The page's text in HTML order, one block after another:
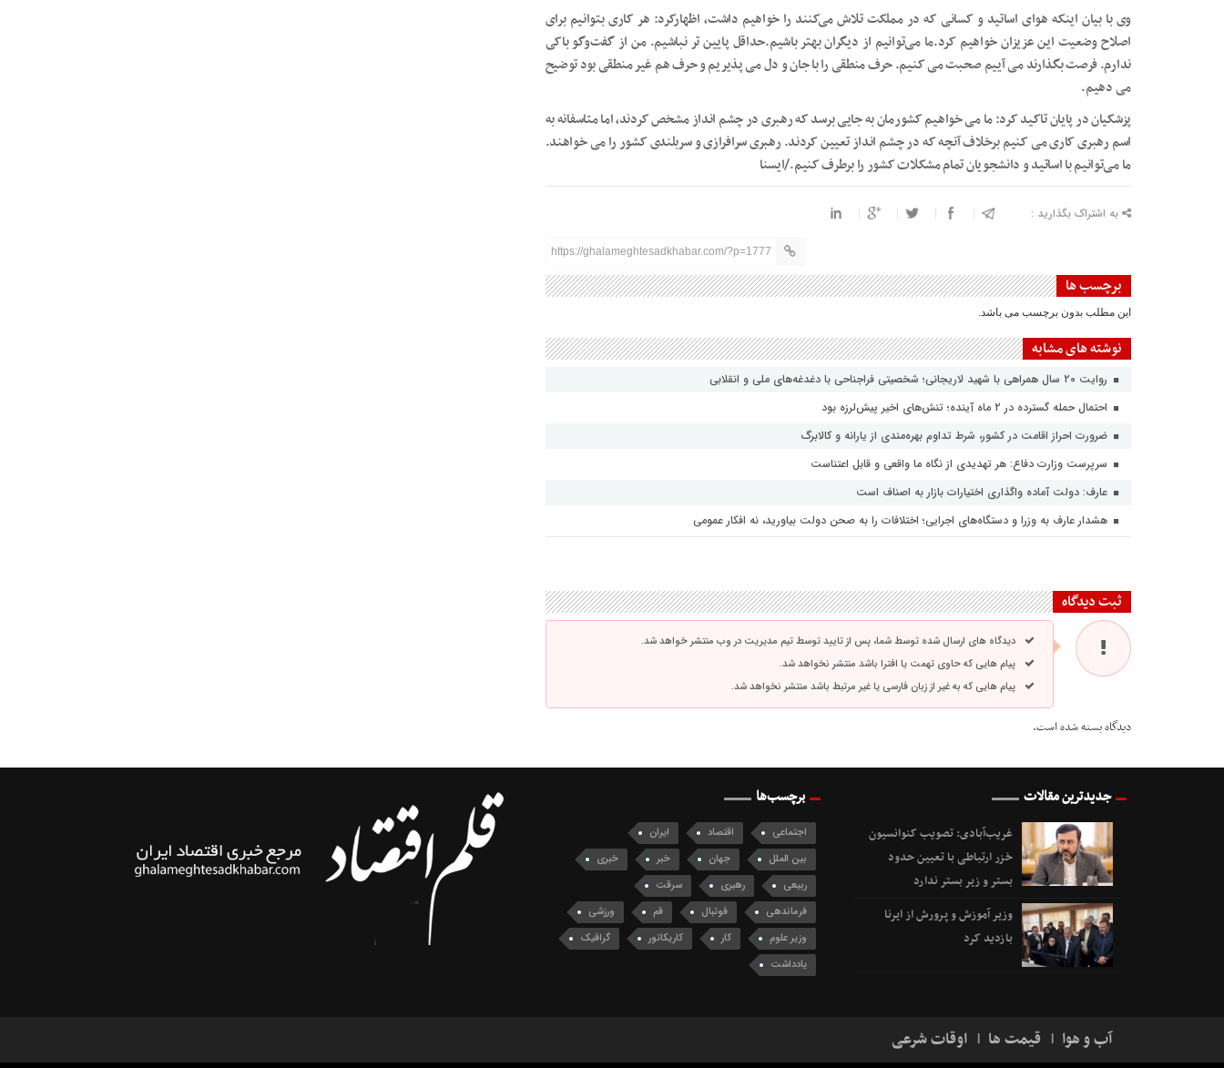
وی با بیان اینکه هوای اساتید و کسانی که در مملکت تلاش می‌کنند را خواهیم داشت، اظهارکرد: هر کاری بتوانیم برای
اصلاح وضعیت این عزیزان خواهیم کرد.ما می‌توانیم از دیگران بهتر باشیم.حداقل پایین تر نباشیم. من از گفت‌وگو باکی
ندارم. فرصت بگذارند می آییم صحبت می کنیم. حرف منطقی را با جان و دل می پذیریم و حرف هم غیر منطقی بود توضیح
می دهیم.
پزشکیان در پایان تاکید کرد: ما می خواهیم کشورمان به جایی برسد که رهبری در چشم انداز مشخص کردند، اما متاسفانه به
اسم رهبری کاری می کنیم برخلاف آنچه که در چشم انداز تعیین کردند. رهبری سرافرازی و سربلندی کشور را می خواهند.
ما می‌توانیم با اساتید و دانشجویان تمام مشکلات کشور را برطرف کنیم./ایسنا
به اشتراک بگذارید :
https://ghalameghtesadkhabar.com/?p=1777
برچسب ها
این مطلب بدون برچسب می باشد.
نوشته های مشابه
روایت ۲۰ سال همراهی با شهید لاریجانی؛ شخصیتی فراجناحی با دغدغه‌های ملی و انقلابی
احتمال حمله گسترده در ۲ ماه آینده؛ تنش‌های اخیر پیش‌لرزه بود
ضرورت احراز اقامت در کشور، شرط تداوم بهره‌مندی از یارانه و کالابرگ
سرپرست وزارت دفاع: هر تهدیدی از نگاه ما واقعی و قابل اعتناست
عارف: دولت آماده واگذاری اختیارات بازار به اصناف است
هشدار عارف به وزرا و دستگاه‌های اجرایی؛ اختلافات را به صحن دولت بیاورید، نه افکار عمومی
ثبت دیدگاه
دیدگاه های ارسال شده توسط شما، پس از تایید توسط تیم مدیریت در وب منتشر خواهد شد.
پیام هایی که حاوی تهمت یا افترا باشد منتشر نخواهد شد.
پیام هایی که به غیر از زبان فارسی یا غیر مرتبط باشد منتشر نخواهد شد.
دیدگاه بسته شده است.
جدیدترین مقالات
غریب‌آبادی: تصویب کنوانسیون
خزر ارتباطی با تعیین حدود
بستر و زیر بستر ندارد
وزیر آموزش و پرورش از ایرنا
بازدید کرد
برچسب‌ها
اجتماعی اقتصاد
ایران
بین الملل
جهان خبر
خبری
ربیعی
رهبری
سرقت
فرماندهی
فوتبال قم
ورزشی
وزیر علوم
کار کاریکاتور
گرافیک
یادداشت
آب و هوا قیمت ها اوقات شرعی